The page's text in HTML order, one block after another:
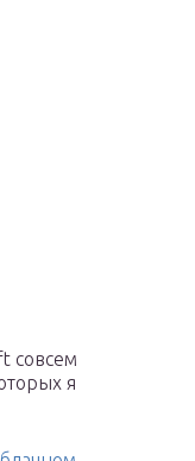
совсем
я